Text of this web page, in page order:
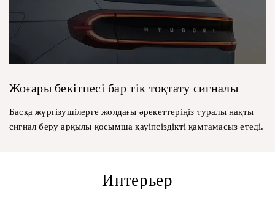
Жоғары бекітпесі бар тік тоқтату сигналы
Басқа жүргізушілерге жолдағы әрекеттеріңіз туралы нақты
сигнал беру арқылы қосымша қауіпсіздікті қамтамасыз етеді.
Интерьер